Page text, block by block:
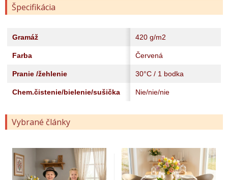
Špecifikácia
Gramáž 420 g/m2
Farba Červená
Pranie /žehlenie 30°C / 1 bodka
Chem.čistenie/bielenie/sušička Nie/nie/nie
Vybrané články